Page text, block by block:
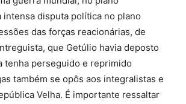
intensa disputa política no plano
das forças reacionárias, de
que Getúlio havia deposto
tenha perseguido e reprimido
também se opôs aos integralistas e
Velha. É importante ressaltar